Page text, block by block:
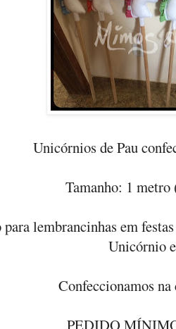
Unicórnios de Pau
Tamanho: 1
lembrancinhas em
Unicórnio
Confeccionamos
PEDIDO